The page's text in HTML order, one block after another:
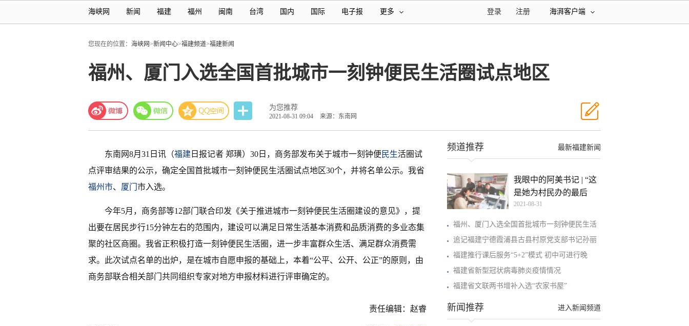
海峡网 新闻 福建 福州 闽南 台湾 国内 国际 电子报 更多 海湃客户端
注册
登录
您现在的位置： 海峡网>新闻中心>福建频道>福建新闻
福州、厦门入选全国首批城市一刻钟便民生活圈试点地区
为您推荐
2021-08-31 09:04 来源：东南网
东南网8月31日讯（福建 日报记者 郑璜）30日，商务部发布关于城市一刻钟便 民生活圈试
点评审结果的公示，确定全国首批城市一刻钟便民生活圈试点地区30个，并将名单公示。我省
福州市、 厦门 市入选。
今年5月，商务部等12部门联合印发《关于推进城市一刻钟便民生活圈建设的意见》，提
出要在居民步行15分钟左右的范围内，建设可以满足日常生活基本消费和品质消费的多业态集
聚的社区商圈。我省正积极打造一刻钟便民生活圈，进一步丰富群众生活、满足群众消费需
求。此次试点名单的出炉，是在城市自愿申报的基础上，本着“公平、公开、公正”的原则，由
商务部联合相关部门共同组织专家对地方申报材料进行评审确定的。
责任编辑：赵睿
最新福建新闻
频道推荐
我眼中的阿美书记 | “这
是她为村民办的最后
2021-08-31
福州、厦门入选全国首批城市一刻钟便民生活
追记福建宁德霞浦县古县村原党支部书记孙丽
福建推行课后服务“5+2”模式 初中可进行晚
福建省新型冠状病毒肺炎疫情情况
福建省文联两书增补入选“农家书屋”
进入新闻频道
新闻推荐